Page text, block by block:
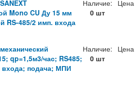
Mono CU Ду 15 мм
RS-485/2 имп. входа
Наличие:
0 шт
Цена
qp=1,5м3/час; RS485;
подача; МПИ
Наличие:
0 шт
Цена